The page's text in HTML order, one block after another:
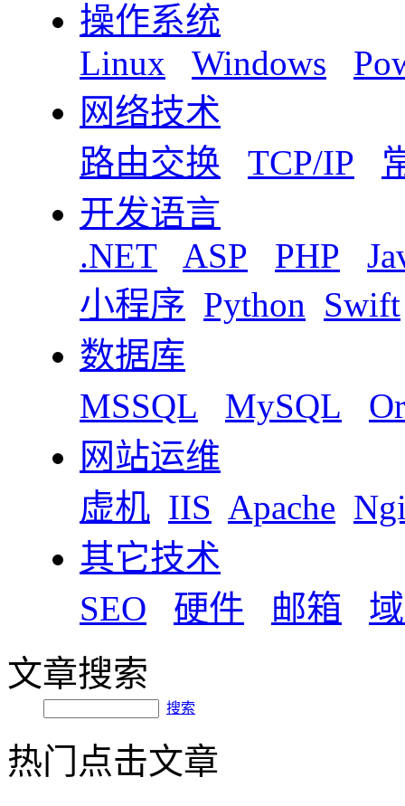
操作系统
Linux
Windows
网络技术
路由交换
TCP/IP
开发语言
.NET
ASP PHP
小程序 Python Swift
数据库
MSSQL
MySQL
网站运维
虚机 IIS Apache
其它技术
SEO
硬件 邮箱
文章搜索
搜索
热门点击文章